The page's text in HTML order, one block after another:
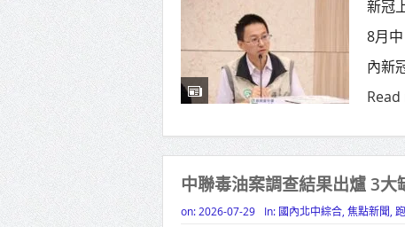
新冠
8月
內新
中聯毒油案調查結果出爐 3大
on: 2026-07-29 In: 國內北中綜合 焦點新聞